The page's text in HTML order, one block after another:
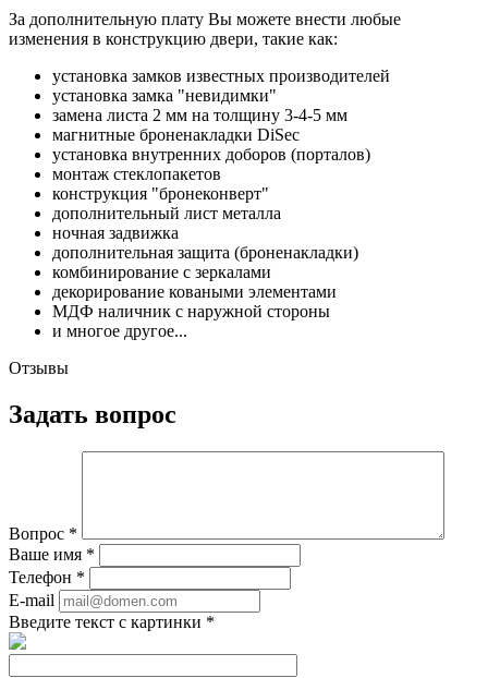
За дополнительную плату Вы можете внести любые
изменения в конструкцию двери, такие как:
установка замков известных производителей
установка замка "невидимки"
замена листа 2 мм на толщину 3-4-5 мм
магнитные броненакладки DiSec
установка внутренних доборов (порталов)
монтаж стеклопакетов
конструкция "бронеконверт"
дополнительный лист металла
ночная задвижка
дополнительная защита (броненакладки)
комбинирование с зеркалами
декорирование коваными элементами
МДФ наличник с наружной стороны
и многое другое...
Отзывы
Задать вопрос
Вопрос *
Ваше имя *
Телефон *
E-mail
Введите текст с картинки *